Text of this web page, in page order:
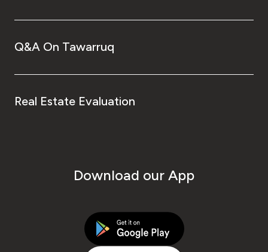
Q&A On Tawarruq
Real Estate Evaluation
Download our App